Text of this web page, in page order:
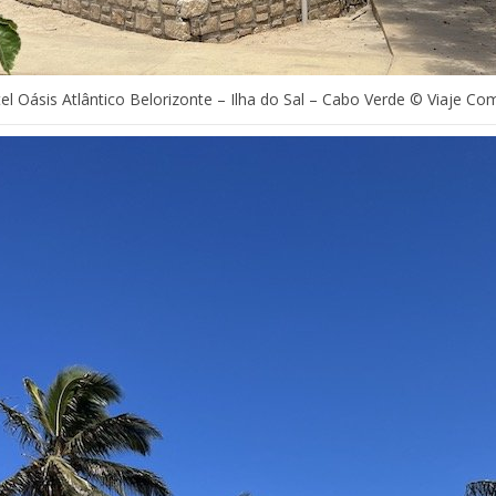
Oásis Atlântico Belorizonte – Ilha do Sal – Cabo Verde © Viaje